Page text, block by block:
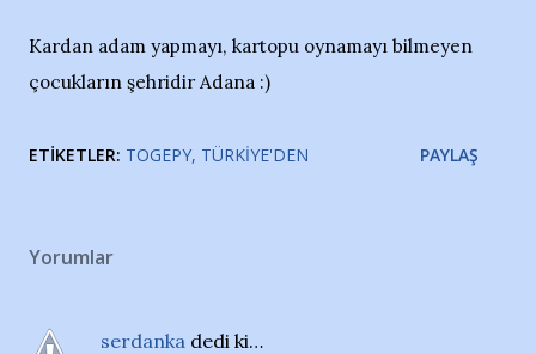
Kardan adam yapmayı, kartopu oynamayı bilmeyen
çocukların şehridir Adana :)
ETIKETLER: TOGEPY TÜRKIYE'DEN PAYLAŞ
Yorumlar
serdanka dedi ki…